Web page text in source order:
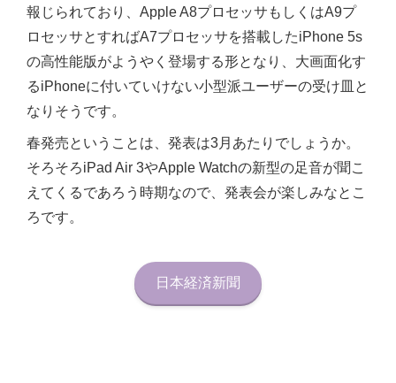
報じられており、Apple A8プロセッサもしくはA9プ
ロセッサとすればA7プロセッサを搭載したiPhone 5s
の高性能版がようやく登場する形となり、大画面化す
るiPhoneに付いていけない小型派ユーザーの受け皿と
なりそうです。
春発売ということは、発表は3月あたりでしょうか。
そろそろiPad Air 3やApple Watchの新型の足音が聞こ
えてくるであろう時期なので、発表会が楽しみなとこ
ろです。
日本経済新聞